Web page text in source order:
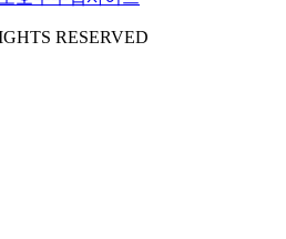
RESERVED